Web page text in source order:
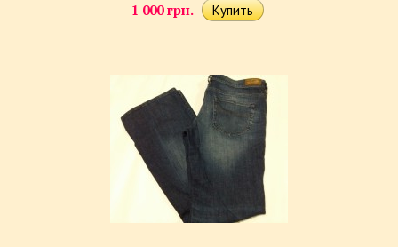
1 000 грн.